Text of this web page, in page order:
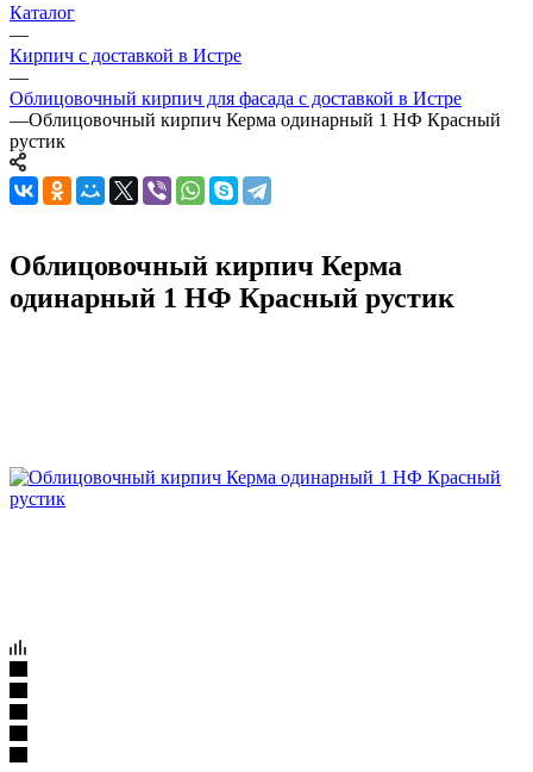
Каталог
—
Кирпич с доставкой в Истре
—
Облицовочный кирпич для фасада с доставкой в Истре
—Облицовочный кирпич Керма одинарный 1 НФ Красный
рустик
Облицовочный кирпич Керма
одинарный 1 НФ Красный рустик